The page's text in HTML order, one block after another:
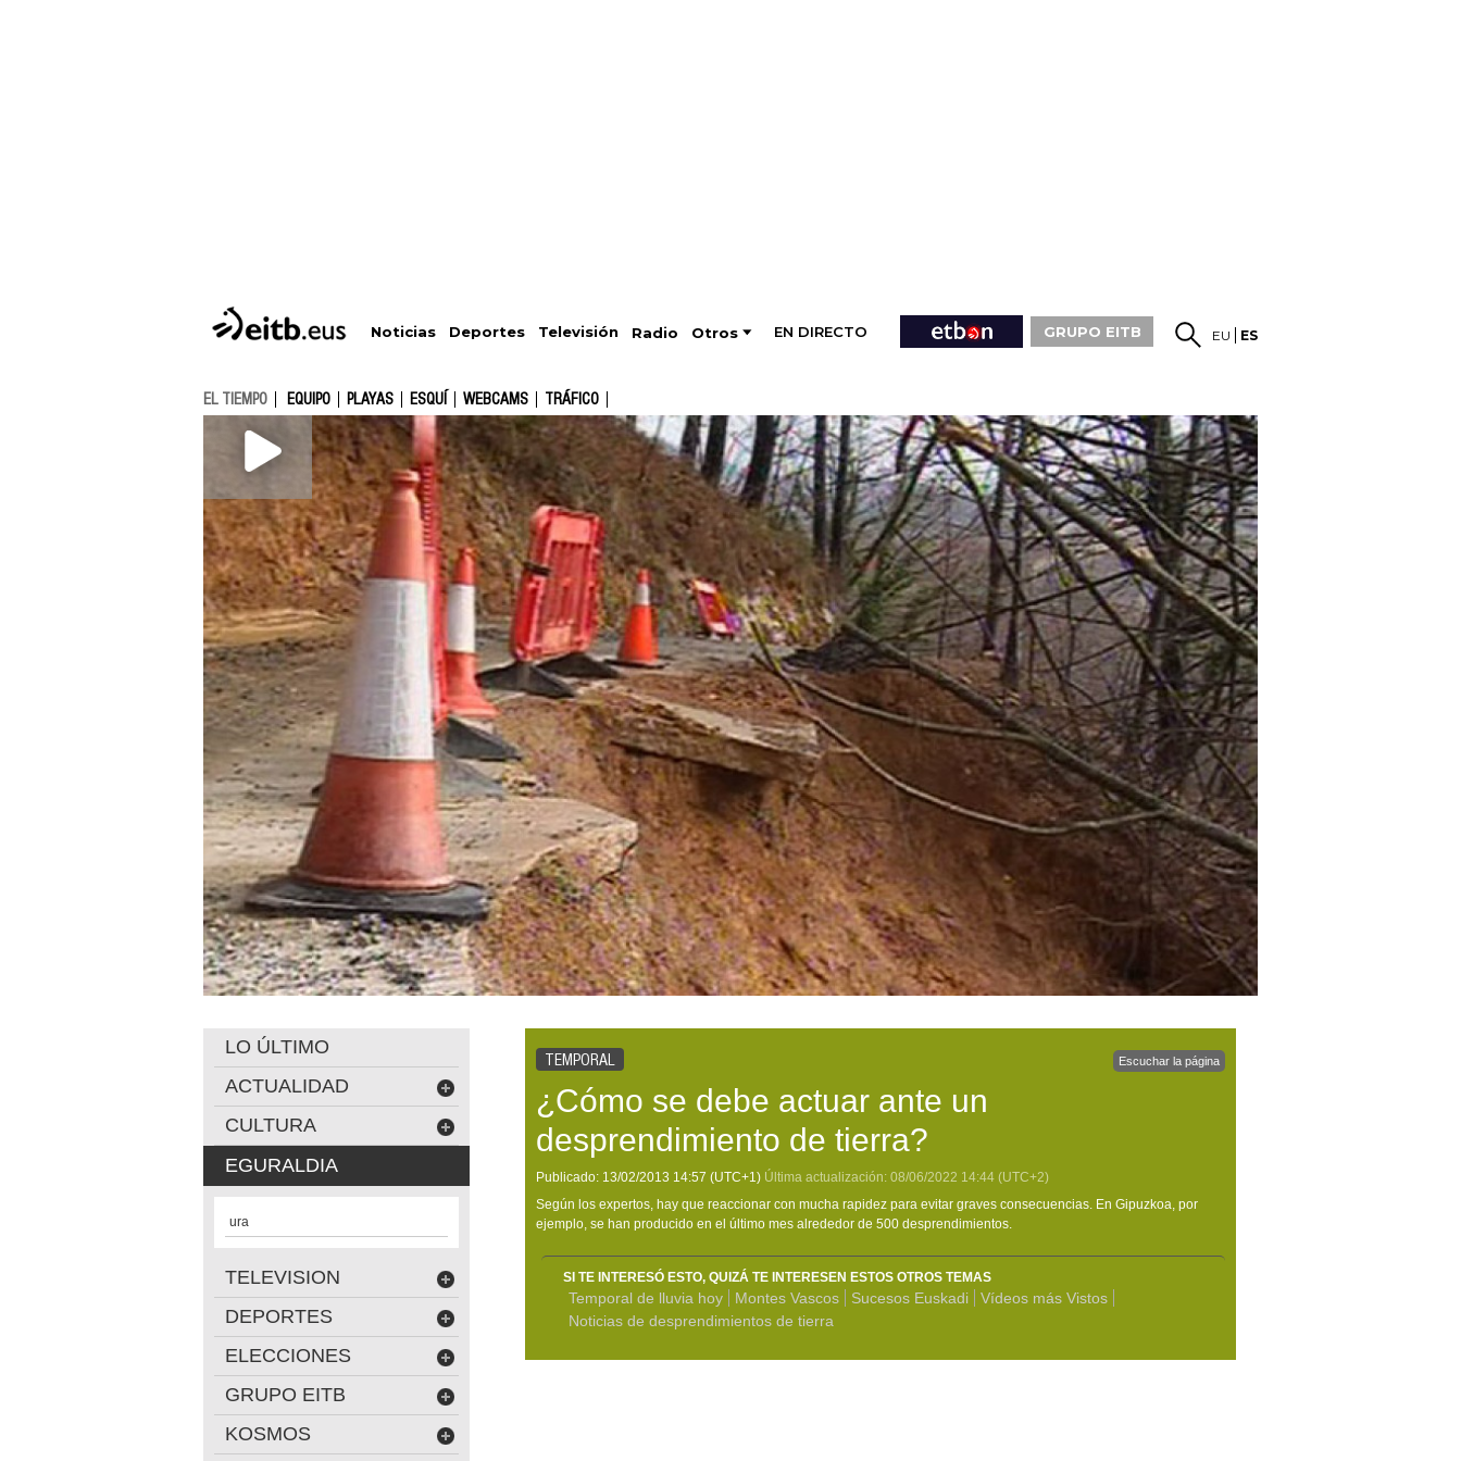
Noticias Deportes Televisión Radio Otros EN DIRECTO GRUPO EITB EU ES
EL TIEMPO EQUIPO PLAYAS ESQUÍ WEBCAMS TRÁFICO
TEMPORAL Escuchar la página
¿Cómo se debe actuar ante un
desprendimiento de tierra?
Publicado: 13/02/2013 14:57 (UTC+1) Última actualización: 08/06/2022 14:44 (UTC+2)
Según los expertos, hay que reaccionar con mucha rapidez para evitar graves consecuencias. En Gipuzkoa, por
ejemplo, se han producido en el último mes alrededor de 500 desprendimientos.
SI TE INTERESÓ ESTO, QUIZÁ TE INTERESEN ESTOS OTROS TEMAS
Temporal de lluvia hoy Montes Vascos Sucesos Euskadi
Vídeos más Vistos
Noticias de desprendimientos de tierra
LO ÚLTIMO
ACTUALIDAD
CULTURA
EGURALDIA
ura
TELEVISION
DEPORTES
ELECCIONES
GRUPO EITB
KOSMOS